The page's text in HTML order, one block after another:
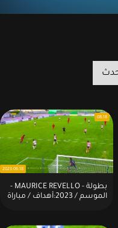
بطولة - MAURICE REVELLO -
الموسم / 2023:أهداف / مباراة
08:18
2023.06.18